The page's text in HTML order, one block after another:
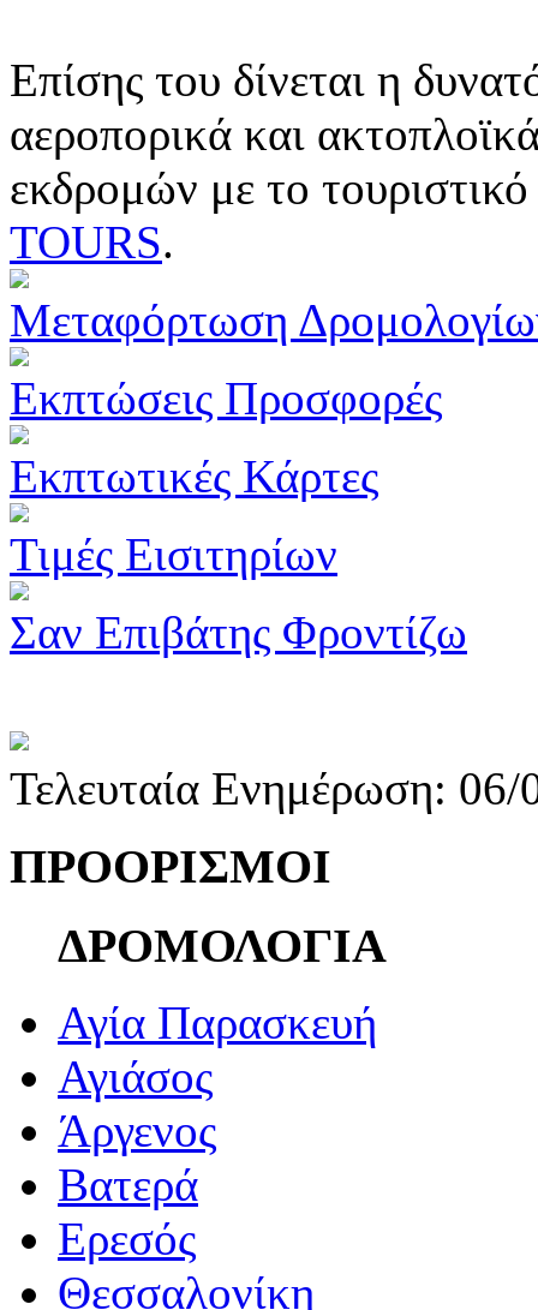
Επίσης του δίνεται η
αεροπορικά και
εκδρομών με το
TOURS.
Μεταφόρτωση
Εκπτώσεις Προσφορές
Εκπτωτικές Κάρτες
Τιμές Εισιτηρίων
Σαν Επιβάτης Φροντίζω
Τελευταία Ενημέρωση:
ΠΡΟΟΡΙΣΜΟΙ
ΔΡΟΜΟΛΟΓΙΑ
Αγία Παρασκευή
Αγιάσος
Άργενος
Βατερά
Ερεσός
Θεσσαλονίκη